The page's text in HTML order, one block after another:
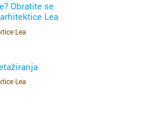
nekretnina
Obratite se
Lea
Lea
Lea